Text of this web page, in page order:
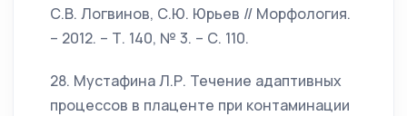
С.В. Логвинов, С.Ю. Юрьев // Морфология.
– 2012. – Т. 140, № 3. – С. 110.
28. Мустафина Л.Р. Течение адаптивных
процессов в плаценте при контаминации